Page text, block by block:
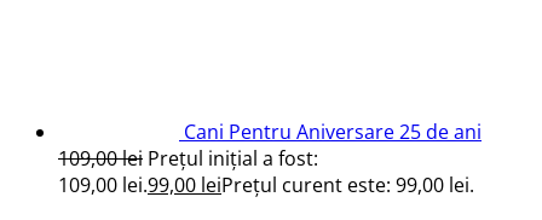
Cani Pentru Aniversare 25 de ani
109,00lei Prețul inițial a fost:
109,00 lei.99,00 leiPrețul curent este: 99,00 lei.